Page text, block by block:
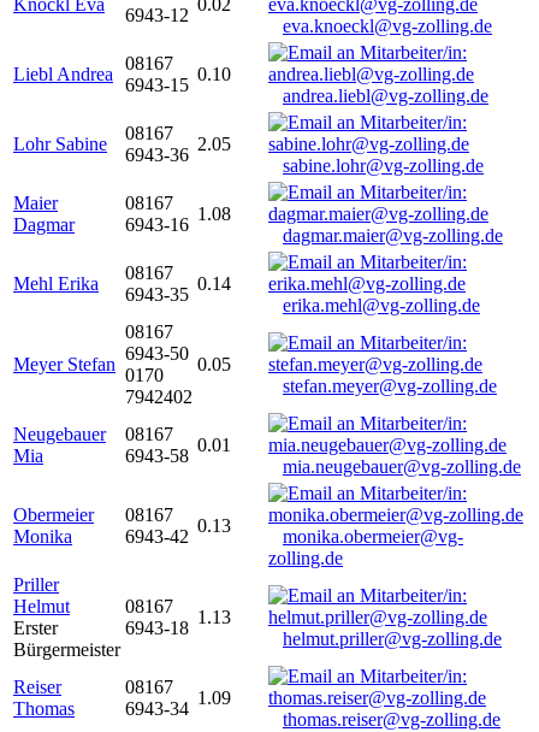
Knöckl Eva
6943-12
0.02
eva.knoeckl@vg-zolling.de
Liebl Andrea
08167
6943-15
0.10
andrea.liebl@vg-zolling.de
Lohr Sabine
08167
6943-36
2.05
sabine.lohr@vg-zolling.de
Maier
Dagmar
08167
6943-16
1.08
dagmar.maier@vg-zolling.de
Mehl Erika
08167
6943-35
0.14
erika.mehl@vg-zolling.de
Meyer Stefan
08167
6943-50
0170
7942402
0.05
stefan.meyer@vg-zolling.de
Neugebauer
Mia
08167
6943-58
0.01
mia.neugebauer@vg-zolling.de
Obermeier
Monika
08167
6943-42
0.13
monika.obermeier@vg-
zolling.de
Priller
Helmut
Erster
Bürgermeister
08167
6943-18
1.13
helmut.priller@vg-zolling.de
Reiser
Thomas
08167
6943-34
1.09
thomas.reiser@vg-zolling.de